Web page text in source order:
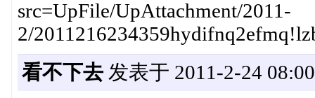
src=UpFile/UpAttachment/2011-
2/
看不下去发表于 2011-2-24 08:00